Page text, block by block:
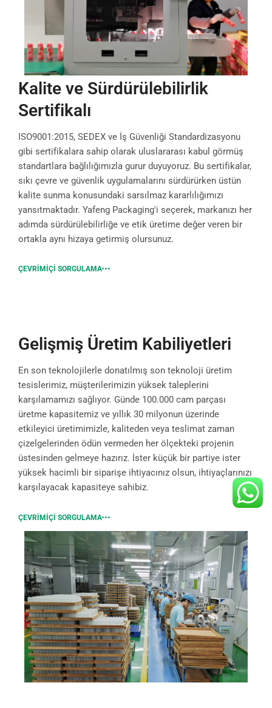
Kalite ve Sürdürülebilirlik
Sertifikalı
ISO9001:2015, SEDEX ve İş Güvenliği Standardizasyonu
gibi sertifikalara sahip olarak uluslararası kabul görmüş
standartlara bağlılığımızla gurur duyuyoruz. Bu sertifikalar,
sıkı çevre ve güvenlik uygulamalarını sürdürürken üstün
kalite sunma konusundaki sarsılmaz kararlılığımızı
yansıtmaktadır. Yafeng Packaging'i seçerek, markanızı her
adımda sürdürülebilirliğe ve etik üretime değer veren bir
ortakla aynı hizaya getirmiş olursunuz.
ÇEVRIMIÇI SORGULAMA
Gelişmiş Üretim Kabiliyetleri
En son teknolojilerle donatılmış son teknoloji üretim
tesislerimiz, müşterilerimizin yüksek taleplerini
karşılamamızı sağlıyor. Günde 100.000 cam parçası
üretme kapasitemiz ve yıllık 30 milyonun üzerinde
etkileyici üretimimizle, kaliteden veya teslimat zaman
çizelgelerinden ödün vermeden her ölçekteki projenin
üstesinden gelmeye hazırız. İster küçük bir partiye ister
yüksek hacimli bir siparişe ihtiyacınız olsun, ihtiyaçlarınızı
karşılayacak kapasiteye sahibiz.
ÇEVRIMIÇI SORGULAMA